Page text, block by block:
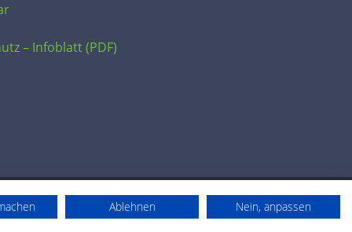
– Infoblatt (PDF)
Ablehnen Nein, anpassen